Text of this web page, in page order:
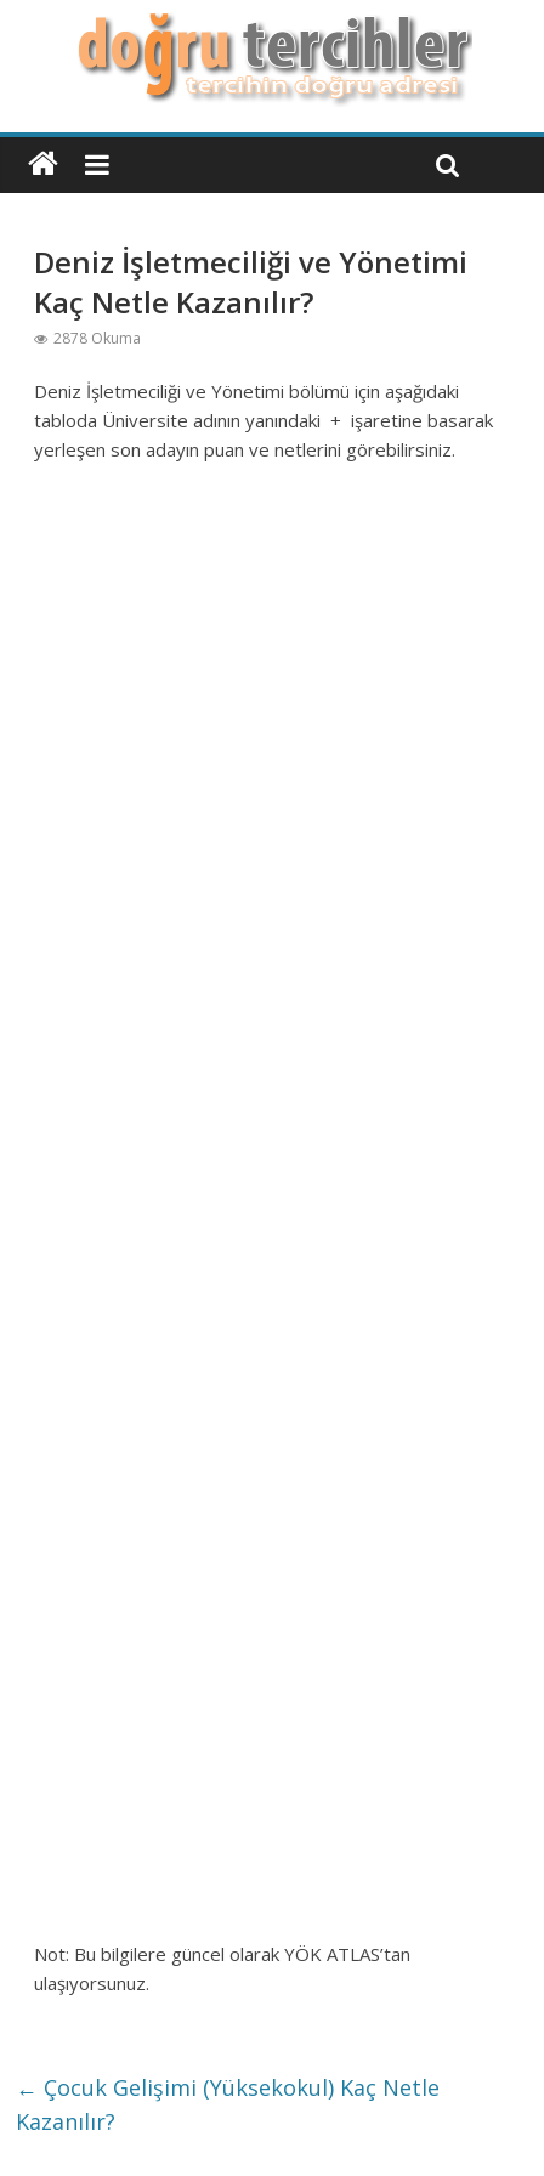
Deniz İşletmeciliği ve Yönetimi
Kaç Netle Kazanılır?
2878 Okuma
Deniz İşletmeciliği ve Yönetimi bölümü için aşağıdaki
tabloda Üniversite adının yanındaki + işaretine basarak
yerleşen son adayın puan ve netlerini görebilirsiniz.
Not: Bu bilgilere güncel olarak YÖK ATLAS’tan
ulaşıyorsunuz.
← Çocuk Gelişimi (Yüksekokul) Kaç Netle
Kazanılır?